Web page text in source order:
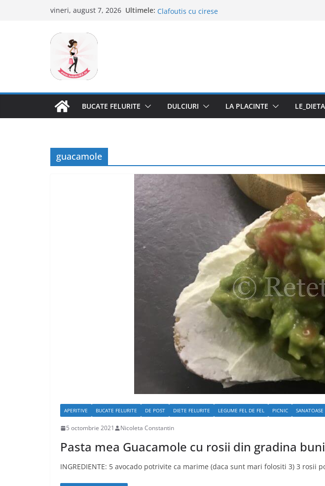
vineri, august 7, 2026 Ultimele: Tagliatelle cu creveti
BUCATE FELURITE DULCIURI LA PLACINTE LE_DIETA
guacamole
APERITIVE BUCATE FELURITE DE POST DIETE FELURITE LEGUME FEL DE FEL PICNIC SANATOASE
5 octombrie 2021 Nicoleta Constantin
Pasta mea Guacamole cu rosii din gradina
INGREDIENTE: 5 avocado potrivite ca marime (daca sunt mari folositi 3) 3 rosii